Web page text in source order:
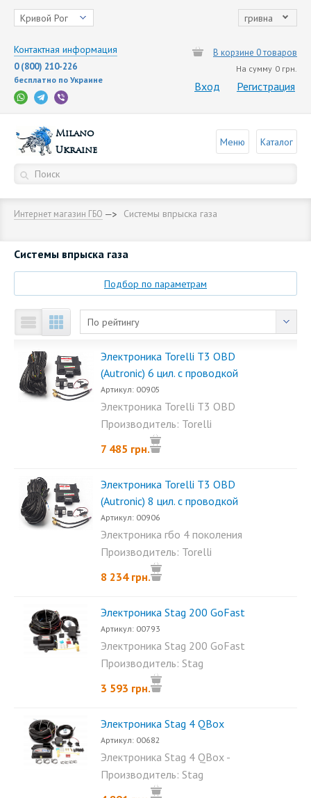
Кривой Рог гривна
Контактная информация
0 (800) 210-226
бесплатно по Украине
В корзине 0 товаров
На сумму 0 грн.
Вход Регистрация
Milano
Ukraine
Меню Каталог
Интернет магазин ГБО Cистемы впрыска газа
Cистемы впрыска газа
Подбор по параметрам
По рейтингу
Электроника Torelli T3 OBD
(Autronic) 6 цил. с проводкой
Артикул: 00905
Электроника Torelli T3 OBD
(Autronic) 6 цил. с проводкой...
Производитель: Torelli
7 485 грн.
Электроника Torelli T3 OBD
(Autronic) 8 цил. с проводкой
Артикул: 00906
Электроника гбо 4 поколения
Torelli T3 OBD (Autronic) 8...
Производитель: Torelli
8 234 грн.
Электроника Stag 200 GoFast
Артикул: 00793
Электроника Stag 200 GoFast
- это новый продукт от...
Производитель: Stag
3 593 грн.
Электроника Stag 4 QBox
Артикул: 00682
Электроника Stag 4 QBox -
это инновационная...
Производитель: Stag